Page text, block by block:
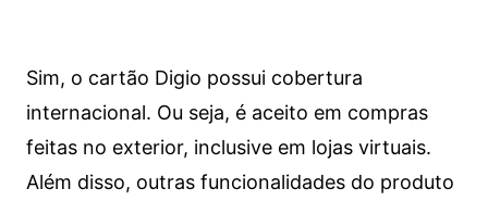
Sim, o cartão Digio possui cobertura
internacional. Ou seja, é aceito em compras
feitas no exterior, inclusive em lojas virtuais.
Além disso, outras funcionalidades do produto